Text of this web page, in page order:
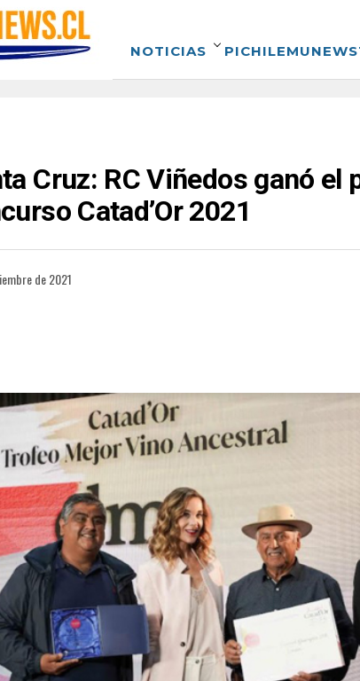
NOTICIAS
Cruz: RC Viñedos ganó
Catad’Or 2021
de 2021